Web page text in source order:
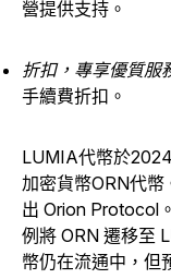
營提供支持。
折扣，專享優質服
手續費折扣。
LUMIA代幣於
加密貨幣ORN代
出 Orion Protocol
例將 ORN 遷移至
幣仍在流通中，但